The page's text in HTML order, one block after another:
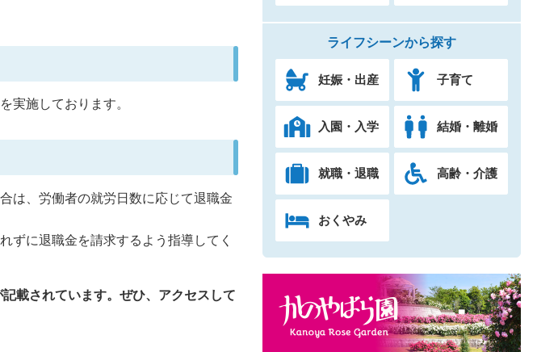
実施しております。
は、労働者の就労日数に応じて退職金
ずに退職金を請求するよう指導してく
載されています。ぜひ、アクセスして
ライフシーンから探す
妊娠・出産 子育て
入園・入学 結婚・離婚
就職・退職 高齢・介護
おくやみ